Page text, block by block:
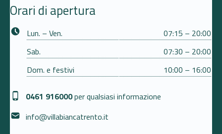
Orari di apertura
Business hours:
Lun. – Ven.
07:15 – 20:00
Sab.
07:30 – 20:00
Dom. e festivi
10:00 – 16:00
Phone number:
0461 916000per qualsiasi informazione
Email address:
info@villabiancatrento.it